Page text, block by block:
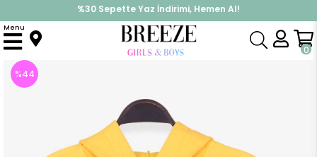
%30 Sepette Yaz İndirimi, Hemen Al!
İndirimlere ek %10 İndirimi Kap, Hemen Üye Ol!
0
Menu
Anasayfa Üst Giyim Sweatshirt
%44